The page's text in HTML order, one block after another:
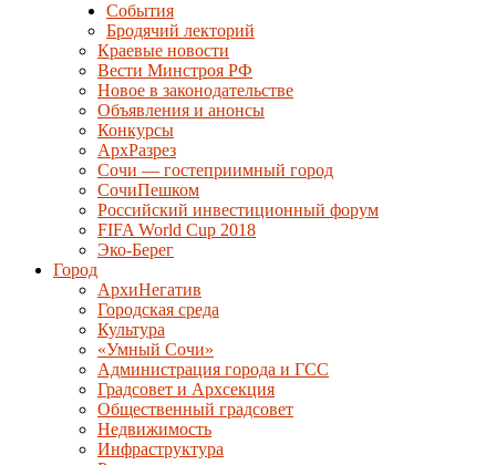
События
Бродячий лекторий
Краевые новости
Вести Минстроя РФ
Новое в законодательстве
Объявления и анонсы
Конкурсы
АрхРазрез
Сочи — гостеприимный город
СочиПешком
Российский инвестиционный форум
FIFA World Cup 2018
Эко-Берег
Город
АрхиНегатив
Городская среда
Культура
«Умный Сочи»
Администрация города и ГСС
Градсовет и Архсекция
Общественный градсовет
Недвижимость
Инфраструктура